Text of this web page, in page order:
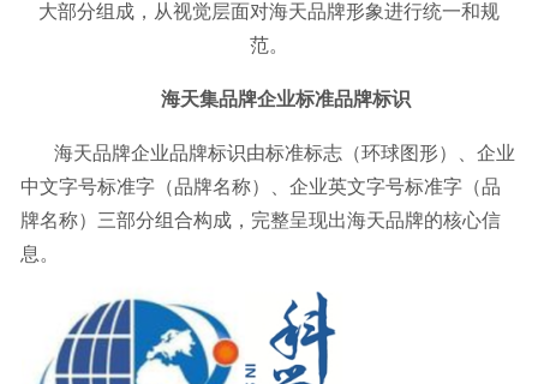
海天企业
联系我们
大部分组成，从视觉层面对海天品牌形象进行统一和规
范。
海天集品牌企业标准品牌标识
海天品牌企业品牌标识由标准标志（环球图形）、企业
中文字号标准字（品牌名称）、企业英文字号标准字（品
牌名称）三部分组合构成，完整呈现出海天品牌的核心信
息。